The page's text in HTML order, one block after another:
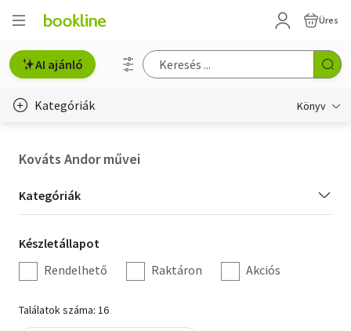
Üres
AI ajánló
Kategóriák Könyv
Hobbi, szabadidő
Irodalom
Művészet
Kováts Andor művei
Kategória
szűrés
Kategóriák
Készletállapot
szűrés
Készletállapot
Rendelhető
Raktáron Akciós
Találatok száma: 16